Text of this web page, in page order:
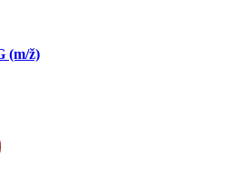
(m/ž)